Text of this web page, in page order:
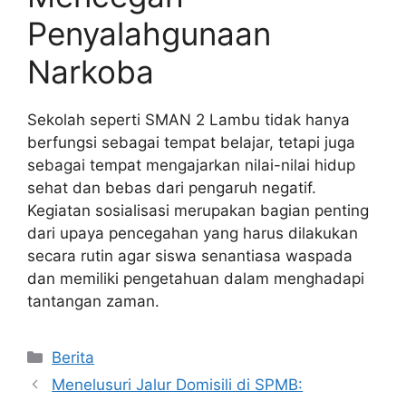
Penyalahgunaan
Narkoba
Sekolah seperti SMAN 2 Lambu tidak hanya
berfungsi sebagai tempat belajar, tetapi juga
sebagai tempat mengajarkan nilai-nilai hidup
sehat dan bebas dari pengaruh negatif.
Kegiatan sosialisasi merupakan bagian penting
dari upaya pencegahan yang harus dilakukan
secara rutin agar siswa senantiasa waspada
dan memiliki pengetahuan dalam menghadapi
tantangan zaman.
Kategori
Berita
Menelusuri Jalur Domisili di SPMB: